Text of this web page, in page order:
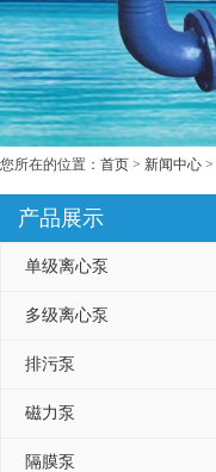
您所在的位置： 首页 > 新闻中心 >
产品展示
单级离心泵
多级离心泵
排污泵
磁力泵
隔膜泵